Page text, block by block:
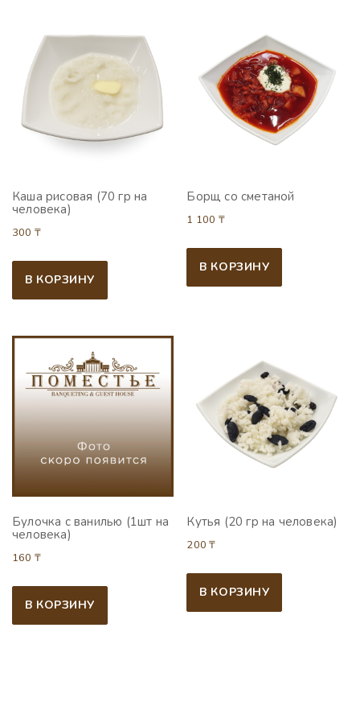
Каша рисовая (70 гр на
человека)
300 ₸
В КОРЗИНУ
Борщ со сметаной
1 100 ₸
В КОРЗИНУ
Булочка с ванилью (1шт на
человека)
160 ₸
В КОРЗИНУ
Кутья (20 гр на человека)
200₸
В КОРЗИНУ